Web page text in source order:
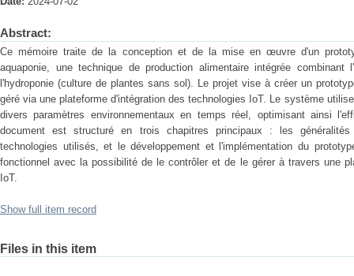
Abstract:
Ce mémoire traite de la conception et de la mise en œuvre d'un
aquaponie, une technique de production alimentaire intégrée combinant
l'hydroponie (culture de plantes sans sol). Le projet vise à créer un
géré via une plateforme d'intégration des technologies IoT. Le système
divers paramètres environnementaux en temps réel, optimisant ainsi
document est structuré en trois chapitres principaux : les
technologies utilisés, et le développement et l'implémentation du
fonctionnel avec la possibilité de le contrôler et de le gérer à travers une
IoT.
Show full item record
Files in this item